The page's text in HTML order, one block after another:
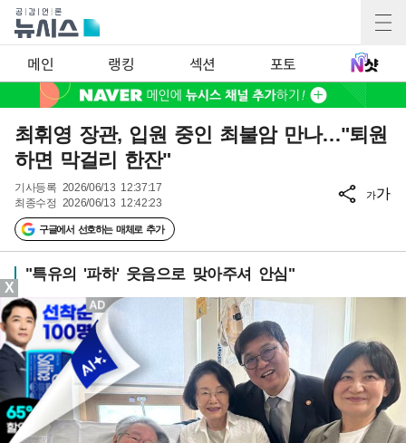
메인 랭킹 섹션 포토
최휘영 장관, 입원 중인 최불암 만나…"퇴원
하면 막걸리 한잔"
기사등록 2026/06/13 12:37:17
최종수정 2026/06/13 12:42:23
구글에서 선호하는 매체로 추가
가가
"특유의 '파하' 웃음으로 맞아주셔 안심"
X